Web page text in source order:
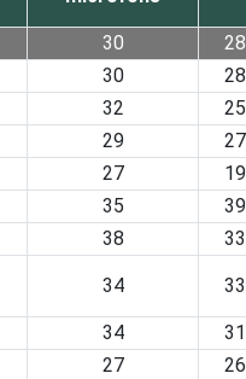
30 28
30 28
32 25
29 27
27 19
35 39
38 33
34 33
34 31
27 26